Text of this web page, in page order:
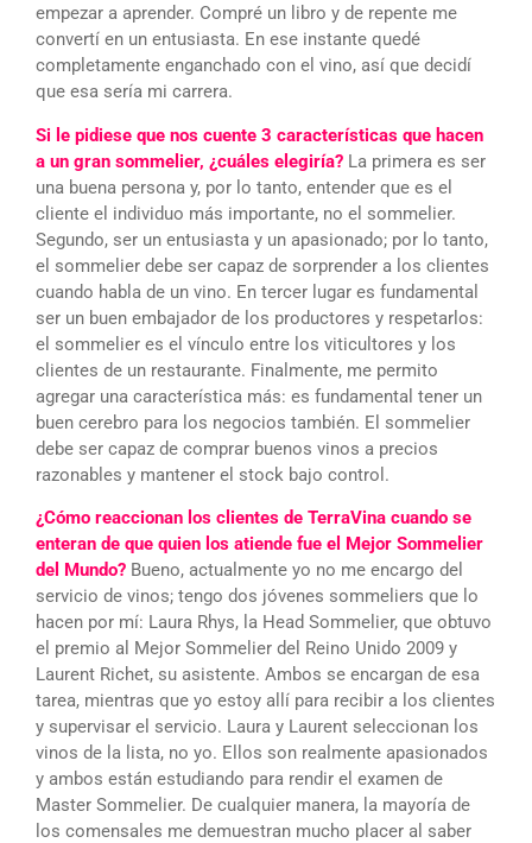
empezar a aprender. Compré un libro y de repente me
convertí en un entusiasta. En ese instante quedé
completamente enganchado con el vino, así que decidí
que esa sería mi carrera.
Si le pidiese que nos cuente 3 características que hacen
a un gran sommelier, ¿cuáles elegiría? La primera es ser
una buena persona y, por lo tanto, entender que es el
cliente el individuo más importante, no el sommelier.
Segundo, ser un entusiasta y un apasionado; por lo tanto,
el sommelier debe ser capaz de sorprender a los clientes
cuando habla de un vino. En tercer lugar es fundamental
ser un buen embajador de los productores y respetarlos:
el sommelier es el vínculo entre los viticultores y los
clientes de un restaurante. Finalmente, me permito
agregar una característica más: es fundamental tener un
buen cerebro para los negocios también. El sommelier
debe ser capaz de comprar buenos vinos a precios
razonables y mantener el stock bajo control.
¿Cómo reaccionan los clientes de TerraVina cuando se
enteran de que quien los atiende fue el Mejor Sommelier
del Mundo? Bueno, actualmente yo no me encargo del
servicio de vinos; tengo dos jóvenes sommeliers que lo
hacen por mí: Laura Rhys, la Head Sommelier, que obtuvo
el premio al Mejor Sommelier del Reino Unido 2009 y
Laurent Richet, su asistente. Ambos se encargan de esa
tarea, mientras que yo estoy allí para recibir a los clientes
y supervisar el servicio. Laura y Laurent seleccionan los
vinos de la lista, no yo. Ellos son realmente apasionados
y ambos están estudiando para rendir el examen de
Master Sommelier. De cualquier manera, la mayoría de
los comensales me demuestran mucho placer al saber